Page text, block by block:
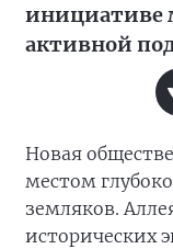
инициативе
активной
Новая
местом
земляков.
исторических